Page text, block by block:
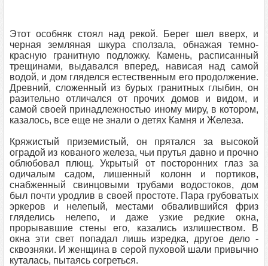
Этот особняк стоял над рекой. Берег шел вверх, и
черная земляная шкура сползала, обнажая темно-
красную гранитную подложку. Камень, расписанный
трещинами, выдавался вперед, нависая над самой
водой, и дом гляделся естественным его продолжение.
Древний, сложенный из бурых гранитных глыбин, он
разительно отличался от прочих домов и видом, и
самой своей принадлежностью иному миру, в котором,
казалось, все еще не знали о детях Камня и Железа.
Кряжистый приземистый, он прятался за высокой
оградой из кованого железа, чьи прутья давно и прочно
облюбовал плющ. Укрытый от посторонних глаз за
одичалым садом, лишенный колонн и портиков,
снабженный свинцовыми трубами водостоков, дом
был почти уродлив в своей простоте. Пара грубоватых
эркеров и нелепый, местами обвалившийся фриз
гляделись нелепо, и даже узкие редкие окна,
прорывавшие стены его, казались излишеством. В
окна эти свет попадал лишь изредка, другое дело -
сквозняки. И женщина в серой пуховой шали привычно
куталась, пытаясь согреться.